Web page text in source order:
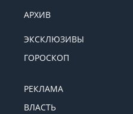
АРХИВ
ЭКСКЛЮЗИВЫ
ГОРОСКОП
РЕКЛАМА
ВЛАСТЬ